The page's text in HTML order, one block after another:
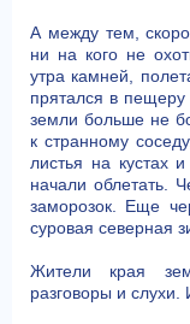
А между тем,
ни на кого не
утра камней,
прятался в
земли больше не
к странному
листья на кустах
начали облетать.
заморозок. Еще
суровая северная
Жители края
разговоры и